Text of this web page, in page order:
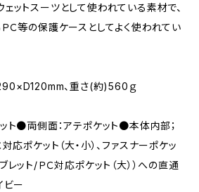
ットスーツとして使われている素材で、
Ｃ等の保護ケースとしてよく使われてい
、重さ(約)560ｇ
ト●両側面：アテポケット●本体内部；
応ポケット（大・小）、ファスナーポケッ
ット/ＰＣ対応ポケット（大））への直通
ビー